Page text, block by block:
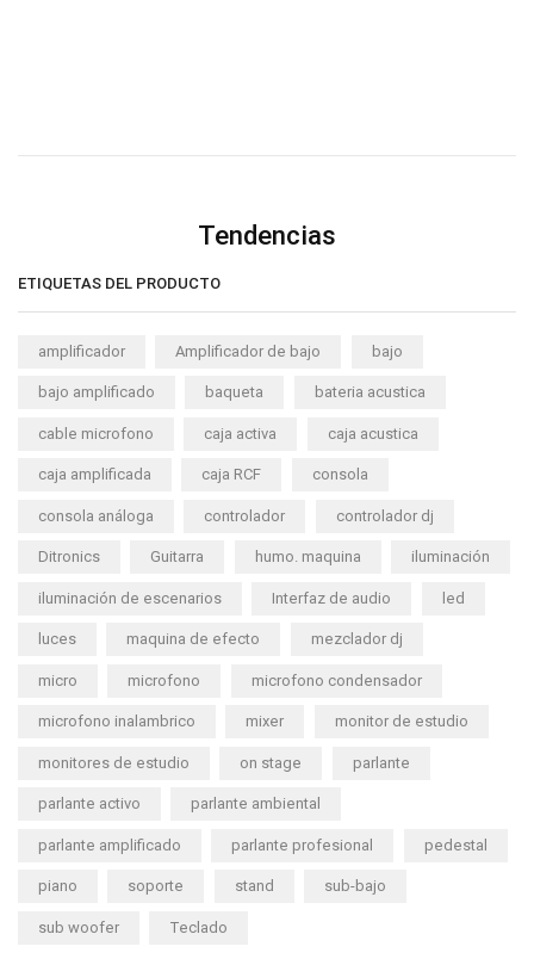
Tendencias
ETIQUETAS DEL PRODUCTO
amplificador Amplificador de bajo bajo
bajo amplificado baqueta bateria acustica
cable microfono caja activa caja acustica
caja amplificada caja RCF consola
consola análoga controlador controlador dj
Ditronics Guitarra humo. maquina iluminación
iluminación de escenarios Interfaz de audio led
luces maquina de efecto mezclador dj
micro microfono microfono condensador
microfono inalambrico mixer monitor de estudio
monitores de estudio on stage parlante
parlante activo parlante ambiental
parlante amplificado parlante profesional pedestal
piano soporte stand sub-bajo
sub woofer Teclado